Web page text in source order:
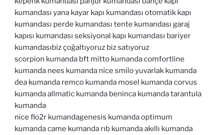
kumandası yana kayar kapı kumandası otomatik kapı
kumandası perde kumandası tente kumandası garaj
kapısı kumandası seksiyonal kapı kumandası bariyer
kumandasıbiz çoğaltıyoruz biz satıyoruz
scorpion kumanda bft mitto kumanda comfortline
kumanda nees kumanda nice smilo yuvarlak kumanda
dea kumanda remco kumanda mosel kumanda corvus
kumanda allmatic kumanda beninca kumanda tarantula
kumanda
nice flo2r kumandagenesis kumanda optimum
kumanda came kumanda rıb kumanda akıllı kumanda